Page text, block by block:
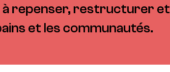
à repenser, restructurer et
et les communautés.